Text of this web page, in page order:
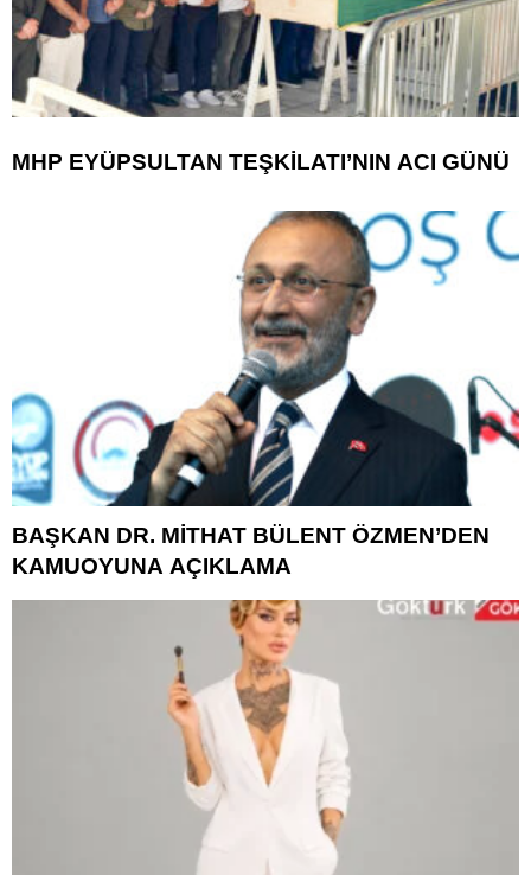
MHP EYÜPSULTAN TEŞKİLATI’NIN ACI GÜNÜ
BAŞKAN DR. MİTHAT BÜLENT ÖZMEN’DEN
KAMUOYUNA AÇIKLAMA